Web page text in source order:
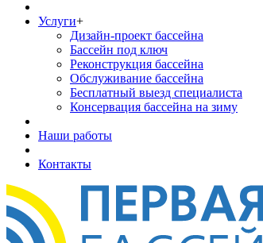
Услуги+
Дизайн-проект бассейна
Бассейн под ключ
Реконструкция бассейна
Обслуживание бассейна
Бесплатный выезд специалиста
Консервация бассейна на зиму
Наши работы
Контакты